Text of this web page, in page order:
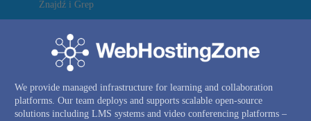
Znajdź i Grep
We provide managed infrastructure for learning and collaboration
platforms. Our team deploys and supports scalable open-source
solutions including LMS systems and video conferencing platforms –